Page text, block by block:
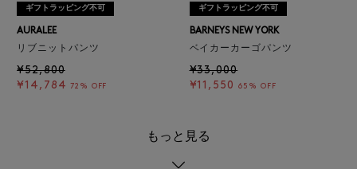
ギフトラッピング不可
AURALEE
リブニットパンツ
¥52,800
¥14,784 72% OFF
ギフトラッピング不可
BARNEYS NEW YORK
ベイカーカーゴパンツ
¥33,000
¥11,550
65% OFF
もっと見る